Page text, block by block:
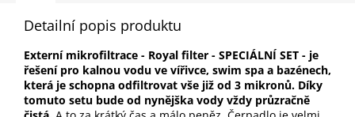
Detailní popis produktu
Externí mikrofiltrace - Royal filter - SPECIÁLNÍ SET - je
řešení pro kalnou vodu ve vířivce, swim spa a bazénech,
která je schopna odfiltrovat vše již od 3 mikronů. Díky
tomuto setu bude od nynějška vody vždy průzračně